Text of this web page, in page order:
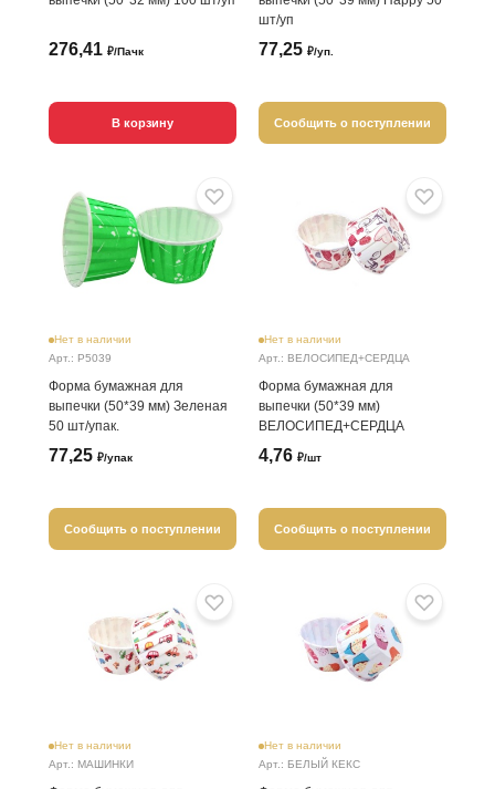
276,41 ₽/Пачк
В корзину
шт/уп
77,25 ₽/уп.
Сообщить о поступлении
Нет в наличии
Арт.: P5039
Форма бумажная для
выпечки (50*39 мм) Зеленая
50 шт/упак.
77,25 ₽/упак
Сообщить о поступлении
Нет в наличии
Арт.: ВЕЛОСИПЕД+СЕРДЦА
Форма бумажная для
выпечки (50*39 мм)
ВЕЛОСИПЕД+СЕРДЦА
4,76 ₽/шт
Сообщить о поступлении
Нет в наличии
Арт.: МАШИНКИ
Нет в наличии
Арт.: БЕЛЫЙ КЕКС